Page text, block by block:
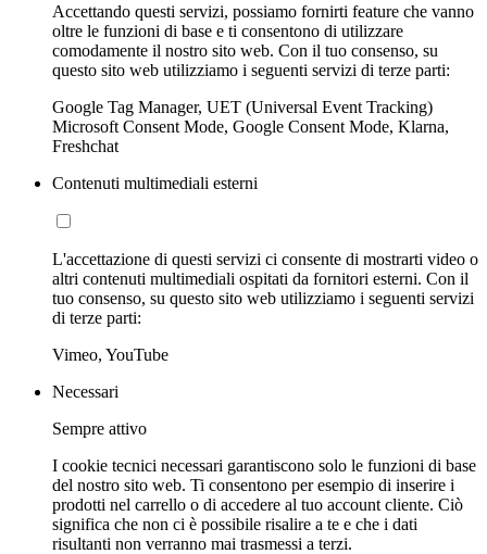
Accettando questi servizi, possiamo fornirti feature che vanno
oltre le funzioni di base e ti consentono di utilizzare
comodamente il nostro sito web. Con il tuo consenso, su
questo sito web utilizziamo i seguenti servizi di terze parti:
Google Tag Manager, UET (Universal Event Tracking)
Microsoft Consent Mode, Google Consent Mode, Klarna,
Freshchat
Contenuti multimediali esterni
L'accettazione di questi servizi ci consente di mostrarti video o
altri contenuti multimediali ospitati da fornitori esterni. Con il
tuo consenso, su questo sito web utilizziamo i seguenti servizi
di terze parti:
Vimeo, YouTube
Necessari
Sempre attivo
I cookie tecnici necessari garantiscono solo le funzioni di base
del nostro sito web. Ti consentono per esempio di inserire i
prodotti nel carrello o di accedere al tuo account cliente. Ciò
significa che non ci è possibile risalire a te e che i dati
risultanti non verranno mai trasmessi a terzi.